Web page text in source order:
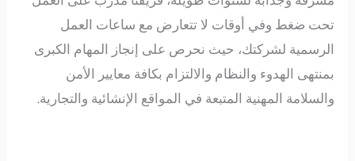
تحت ضغط وفي أوقات لا تتعارض مع ساعات العمل
الرسمية لشركتك، حيث نحرص على إنجاز المهام الكبرى
بمنتهى الهدوء والنظام والالتزام بكافة معايير الأمن
والسلامة المهنية المتبعة في المواقع الإنشائية والتجارية.